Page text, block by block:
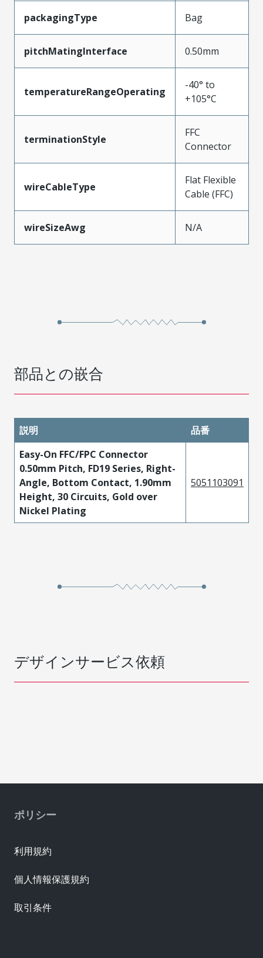
packagingType Bag
pitchMatingInterface 0.50mm
temperatureRangeOperating
-40° to
+105°C
terminationStyle
FFC
Connector
wireCableType
Flat Flexible
Cable (FFC)
wireSizeAwg N/A
部品との嵌合
説明
品番
Easy-On FFC/FPC Connector
0.50mm Pitch, FD19 Series, Right-
Angle, Bottom Contact, 1.90mm
Height, 30 Circuits, Gold over
Nickel Plating
5051103091
デザインサービス依頼
ポリシー
利用規約
個人情報保護規約
取引条件